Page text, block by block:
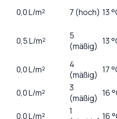
0,0L/m² 7 (hoch) 13
0,5L/m²
5
(mäßig) 13
0,0L/m²
4
(mäßig) 17
0,0L/m²
3
(mäßig) 16
0,0L/m²
1
16